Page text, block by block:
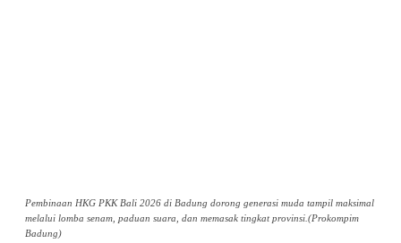
Pembinaan HKG PKK Bali 2026 di Badung dorong generasi muda tampil maksimal
melalui lomba senam, paduan suara, dan memasak tingkat provinsi.(Prokompim
Badung)